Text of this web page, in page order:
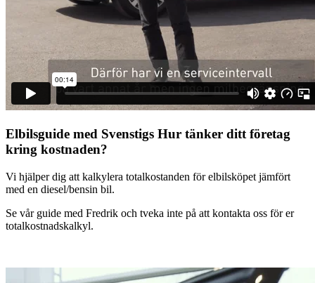
Elbilsguide med Svenstigs Hur tänker ditt företag
kring kostnaden?
Vi hjälper dig att kalkylera totalkostanden för elbilsköpet jämfört
med en diesel/bensin bil.
Se vår guide med Fredrik och tveka inte på att kontakta oss för er
totalkostnadskalkyl.